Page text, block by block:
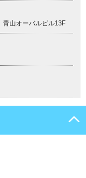
山オーバルビル13F